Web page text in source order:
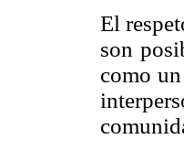
El
son
como